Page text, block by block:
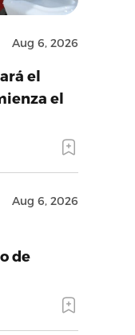
Aug 6, 2026
el
el
Aug 6, 2026
de